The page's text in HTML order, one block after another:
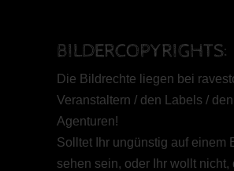
BILDERCOPYRIGHTS:
Die Bildrechte liegen bei
Veranstaltern / den Labels / den
Agenturen!
Solltet Ihr ungünstig auf einem
sehen sein, oder Ihr wollt nicht,